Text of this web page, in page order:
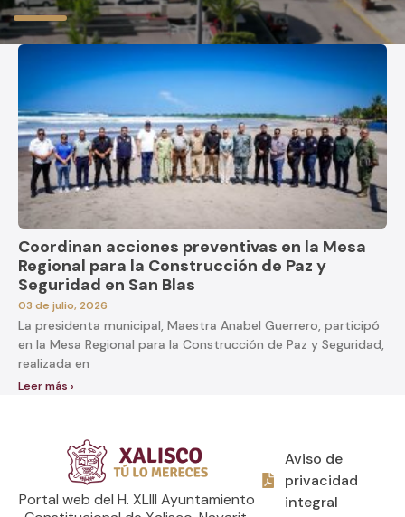
Coordinan acciones preventivas en la Mesa
Regional para la Construcción de Paz y
Seguridad en San Blas
03 de julio, 2026
La presidenta municipal, Maestra Anabel Guerrero, participó
en la Mesa Regional para la Construcción de Paz y Seguridad,
realizada en
Leer más ›
Portal web del H. XLIII Ayuntamiento
Aviso de
privacidad
integral